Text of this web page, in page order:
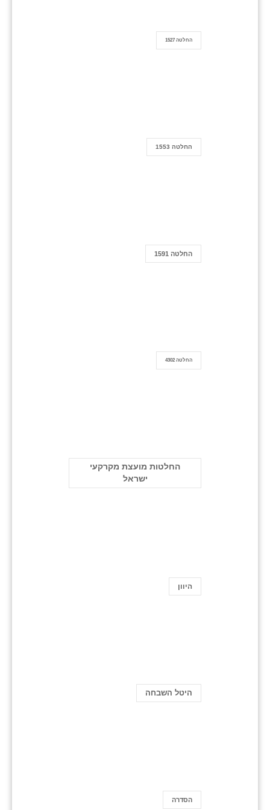
החלטה 1527
החלטה 1553
החלטה 1591
החלטה 4302
החלטות מועצת מקרקעי
ישראל
היוון
היטל השבחה
הסדרה